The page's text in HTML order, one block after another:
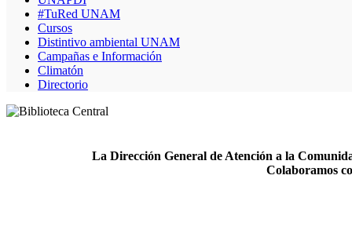
#TuRed UNAM
Cursos
Distintivo ambiental UNAM
Campañas e Información
Climatón
Directorio
La Dirección General de Atención a la
Colaboramos